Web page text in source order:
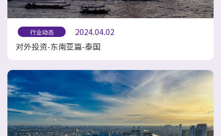
行业动态
2024.04.02
对外投资-东南亚篇-泰国